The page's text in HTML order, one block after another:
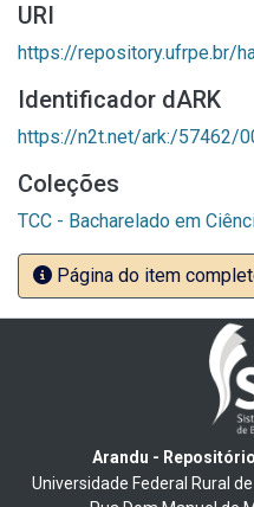
URI
https://repository.ufrpe.br/
Identificador dARK
https://n2t.net/ark:/57462/
Coleções
TCC - Bacharelado em
Página do item
Arandu -
Universidade Federal Rural